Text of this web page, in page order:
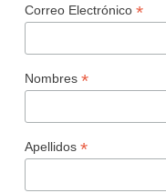
Correo Electrónico *
Nombres *
Apellidos *